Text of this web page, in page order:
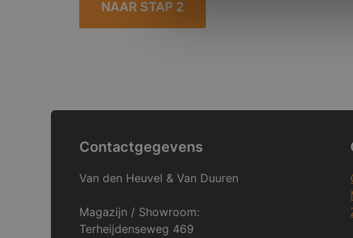
Contactgegevens
Van den Heuvel & Van Duuren
Magazijn / Showroom:
Terheijdenseweg 469